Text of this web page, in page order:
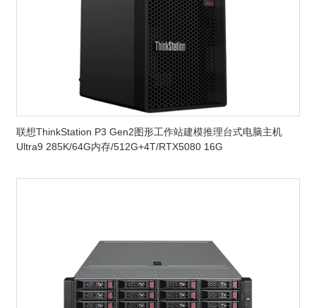
联想ThinkStation P3 Gen2图形工作站建模推理台式电脑主机
Ultra9 285K/64G内存/512G+4T/RTX5080 16G